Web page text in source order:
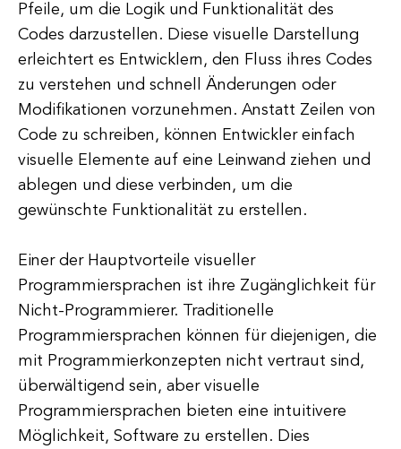
Pfeile, um die Logik und Funktionalität des
Codes darzustellen. Diese visuelle Darstellung
erleichtert es Entwicklern, den Fluss ihres Codes
zu verstehen und schnell Änderungen oder
Modifikationen vorzunehmen. Anstatt Zeilen von
Code zu schreiben, können Entwickler einfach
visuelle Elemente auf eine Leinwand ziehen und
ablegen und diese verbinden, um die
gewünschte Funktionalität zu erstellen.
Einer der Hauptvorteile visueller
Programmiersprachen ist ihre Zugänglichkeit für
Nicht-Programmierer. Traditionelle
Programmiersprachen können für diejenigen, die
mit Programmierkonzepten nicht vertraut sind,
überwältigend sein, aber visuelle
Programmiersprachen bieten eine intuitivere
Möglichkeit, Software zu erstellen. Dies